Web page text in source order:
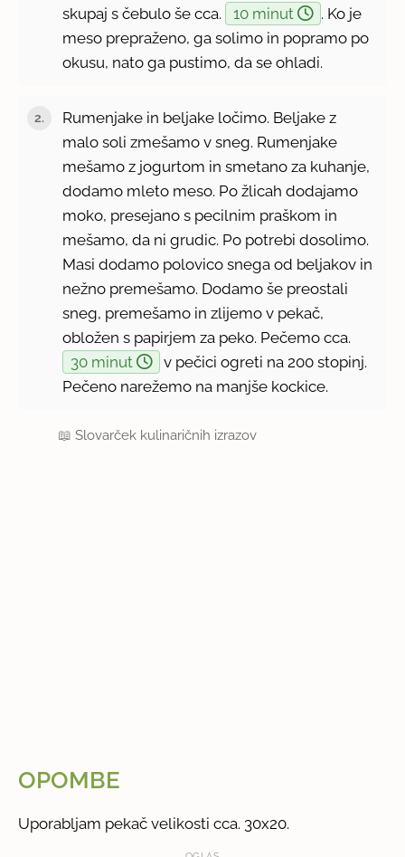
skupaj s čebulo še cca.
10 minut
. Ko je
meso prepraženo, ga solimo in popramo po
okusu, nato ga pustimo, da se ohladi.
Rumenjake in beljake ločimo. Beljake z
malo soli zmešamo v sneg. Rumenjake
mešamo z jogurtom in smetano za kuhanje,
dodamo mleto meso. Po žlicah dodajamo
moko, presejano s pecilnim praškom in
mešamo, da ni grudic. Po potrebi dosolimo.
Masi dodamo polovico snega od beljakov in
nežno premešamo. Dodamo še preostali
sneg, premešamo in zlijemo v pekač,
obložen s papirjem za peko. Pečemo cca.
30 minut
v pečici ogreti na 200 stopinj.
Pečeno narežemo na manjše kockice.
📖Slovarček kulinaričnih izrazov
OPOMBE
Uporabljam pekač velikosti cca. 30x20.